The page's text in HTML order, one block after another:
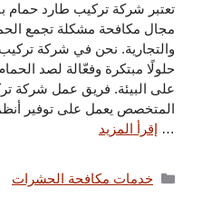
تعتبر شركة تركيب طارد حمام
مجال مكافحة مشكلة تجمع
والتجارية. نحن في شركة
حلولًا مبتكرة وفعّالة لصد
على البيئة. فريق عمل شركة
المتخصص يعمل على توفير
… إقرأ المزيد
التصنيفات
خدمات مكافحة الحشرات